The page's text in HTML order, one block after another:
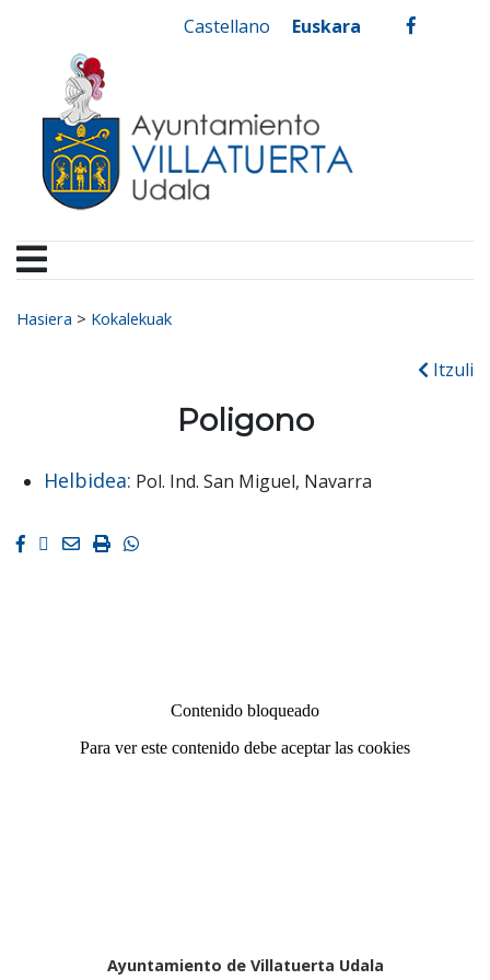
Ayuntamiento de
Castellano Euskara facebook
Search for:
Hasiera > Kokalekuak
Itzuli
Poligono
Helbidea: Pol. Ind. San Miguel, Navarra
Facebook
Twitter
EmailImprimirWhatsapp
Ayuntamiento de Villatuerta Udala